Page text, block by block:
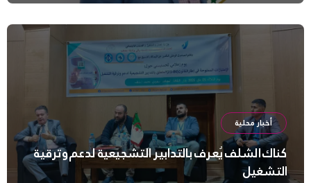
أخبار محلية
كناك الشلف يُعرف بالتدابير التشجيعية لدعم وترقية
التشغيل